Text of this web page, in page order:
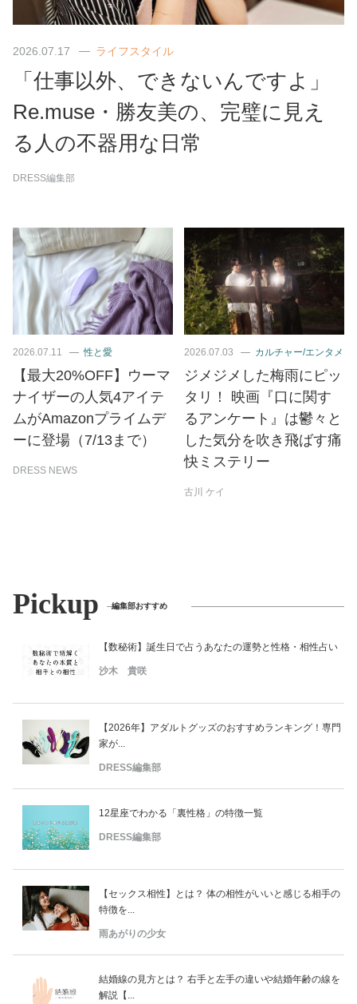
2026.07.17 ライフスタイル
「仕事以外、できないんですよ」
Re.muse・勝友美の、完璧に見え
る人の不器用な日常
DRESS編集部
2026.07.11 性と愛
【最大20%OFF】ウーマ
ナイザーの人気4アイテ
ムがAmazonプライムデ
ーに登場（7/13まで）
DRESS NEWS
2026.07.03 カルチャー/エンタメ
ジメジメした梅雨にピッ
タリ！ 映画『口に関す
るアンケート』は鬱々と
した気分を吹き飛ばす痛
快ミステリー
古川 ケイ
Pickup 編集部おすすめ
【数秘術】誕生日で占うあなたの運勢と性格・相性占い
沙木 貴咲
【2026年】アダルトグッズのおすすめランキング！専門
家が...
DRESS編集部
12星座でわかる「裏性格」の特徴一覧
DRESS編集部
【セックス相性】とは？ 体の相性がいいと感じる相手の
特徴を...
雨あがりの少女
結婚線の見方とは？ 右手と左手の違いや結婚年齢の線を
解説【...